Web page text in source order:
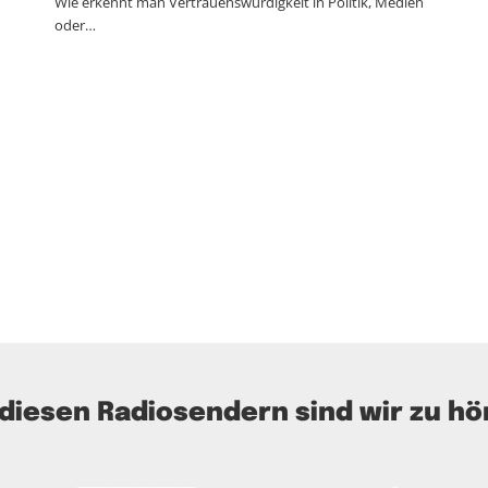
oder…
Radiosendern sind wir zu